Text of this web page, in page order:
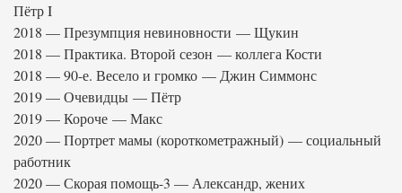
Пётр I
2018 — Презумпция невиновности — Щукин
2018 — Практика. Второй сезон — коллега Кости
2018 — 90-е. Весело и громко — Джин Симмонс
2019 — Очевидцы — Пётр
2019 — Короче — Макс
2020 — Портрет мамы (короткометражный) — социальный
работник
2020 — Скорая помощь-3 — Александр, жених